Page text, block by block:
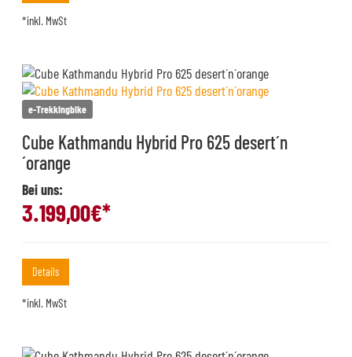
*inkl. MwSt
e-Trekkingbike
Cube Kathmandu Hybrid Pro 625 desert´n
´orange
Bei uns:
3.199,00€*
Details
*inkl. MwSt